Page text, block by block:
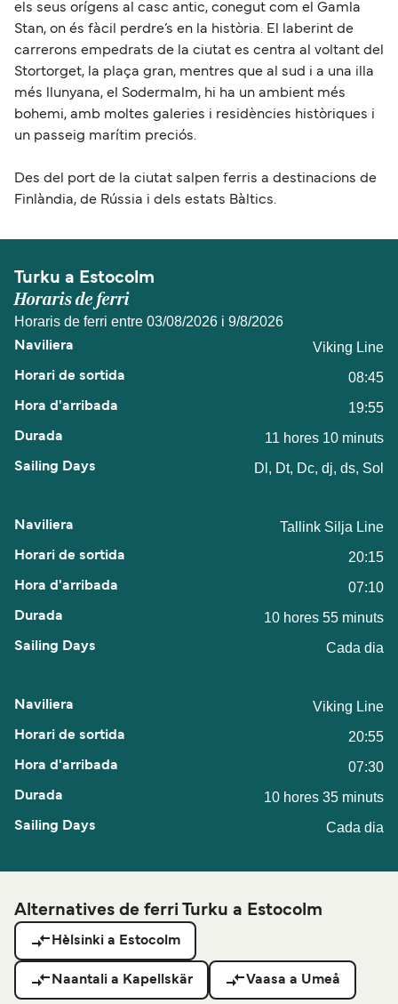
els seus orígens al casc antic, conegut com el Gamla
Stan, on és fàcil perdre’s en la història. El laberint de
carrerons empedrats de la ciutat es centra al voltant del
Stortorget, la plaça gran, mentres que al sud i a una illa
més llunyana, el Sodermalm, hi ha un ambient més
bohemi, amb moltes galeries i residències històriques i
un passeig marítim preciós.
Des del port de la ciutat salpen ferris a destinacions de
Finlàndia, de Rússia i dels estats Bàltics.
Turku a Estocolm
Horaris de ferri
Horaris de ferri entre 03/08/2026 i 9/8/2026
Viking Line
08:45
19:55
11 hores 10 minuts
Dl, Dt, Dc, dj, ds, Sol
Tallink Silja Line
20:15
07:10
10 hores 55 minuts
Cada dia
Viking Line
20:55
07:30
10 hores 35 minuts
Cada dia
Alternatives de ferri Turku a Estocolm
Hèlsinki a Estocolm
Naantali a Kapellskär Vaasa a Umeå